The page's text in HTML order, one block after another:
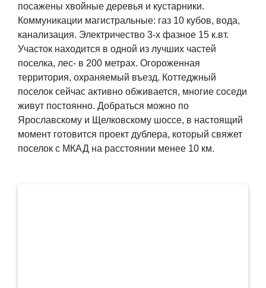
посажены хвойные деревья и кустарники.
Коммуникации магистральные: газ 10 кубов, вода,
канализация. Электричество 3-х фазное 15 к.вт.
Участок находится в одной из лучших частей
поселка, лес- в 200 метрах. Огороженная
территория, охраняемый въезд. Коттеджный
поселок сейчас активно обживается, многие соседи
живут постоянно. Добраться можно по
Ярославскому и Щелковскому шоссе, в настоящий
момент готовится проект дублера, который свяжет
поселок с МКАД на расстоянии менее 10 км.